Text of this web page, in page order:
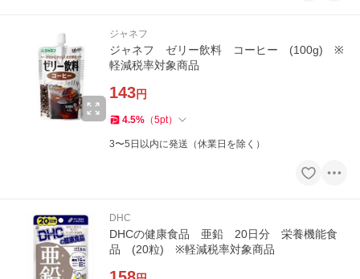
ジャネフ
ジャネフ ゼリー飲料 コーヒー (100g) ※
軽減税率対象商品
143円
4.5% （5pt）
3〜5日以内に発送（休業日を除く）
DHC
DHCの健康食品 亜鉛 20日分 栄養機能食
品 (20粒) ※軽減税率対象商品